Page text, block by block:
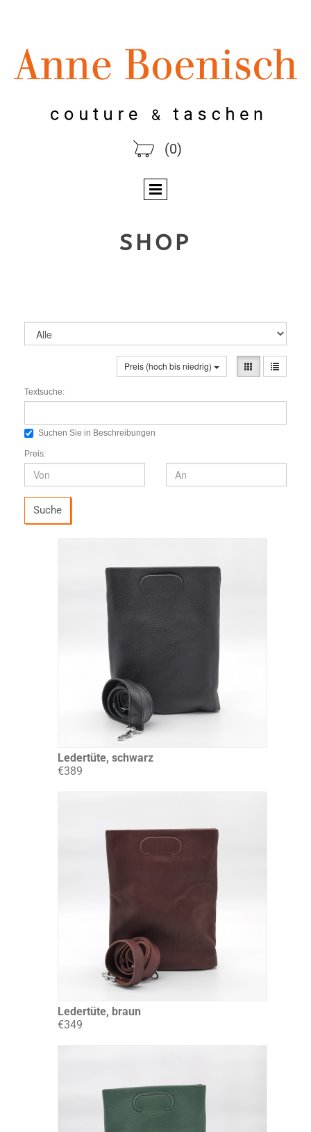
(0)
SHOP
Preis (hoch bis niedrig)
Textsuche:
Suchen Sie in Beschreibungen
Preis:
Suche
Ledertüte, schwarz
€389
Ledertüte, braun
€349